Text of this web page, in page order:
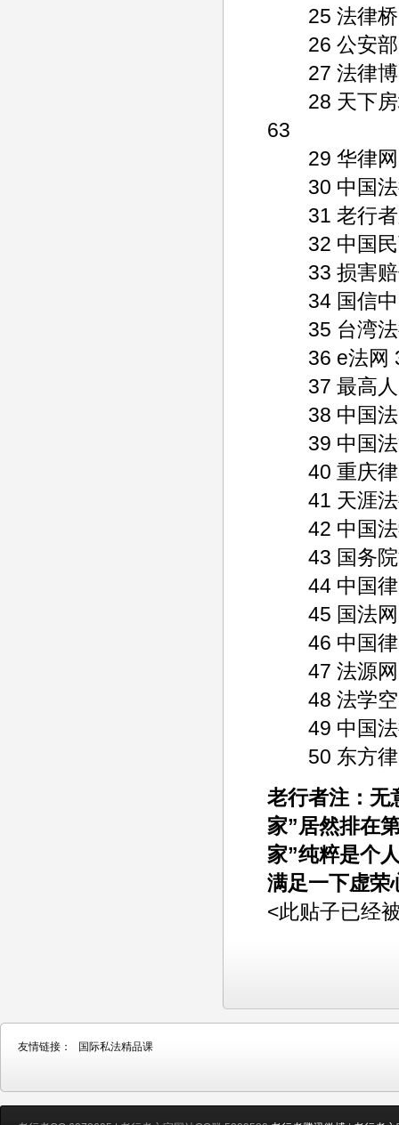
25 法律桥
26 公安部
27 法律博
28 天下房
63
29 华律网
30 中国法
31 老行者
32 中国民
33 损害赔
34 国信中
35 台湾法
36 e法网
37 最高人
38 中国法
39 中国法
40 重庆律
41 天涯法
42 中国法
43 国务院
44 中国律
45 国法网
46 中国律
47 法源网
48 法学空
49 中国法
50 东方律
老行者注：无
家”居然排在
家”纯粹是个
满足一下虚荣
<此贴子已经
友情链接： 国际私法精品课